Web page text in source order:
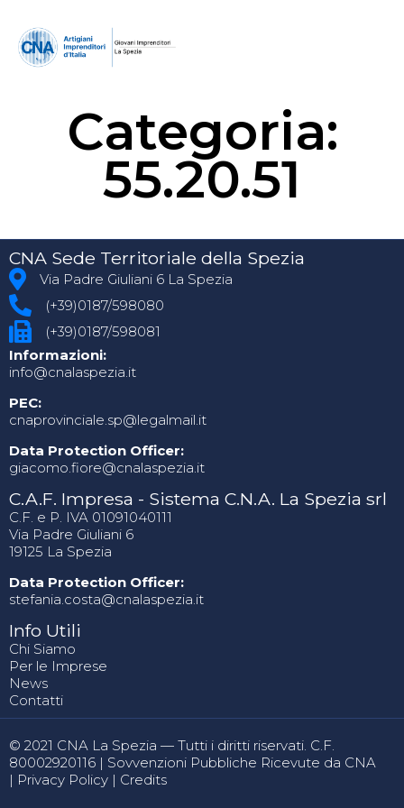
Categoria:
55.20.51
CNA Sede Territoriale della Spezia
Via Padre Giuliani 6 La Spezia
(+39)0187/598080
(+39)0187/598081
Informazioni:
info@cnalaspezia.it
PEC:
cnaprovinciale.sp@legalmail.it
Data Protection Officer:
giacomo.fiore@cnalaspezia.it
C.A.F. Impresa - Sistema C.N.A. La Spezia srl
C.F. e P. IVA 01091040111
Via Padre Giuliani 6
19125 La Spezia
Data Protection Officer:
stefania.costa@cnalaspezia.it
Info Utili
Chi Siamo
Per le Imprese
News
Contatti
© 2021 CNA La Spezia — Tutti i diritti riservati. C.F.
80002920116 | Sovvenzioni Pubbliche Ricevute da CNA
| Privacy Policy | Credits